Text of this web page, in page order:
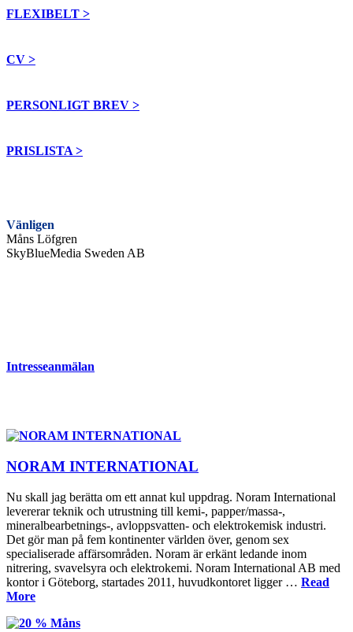
FLEXIBELT >
CV >
PERSONLIGT BREV >
PRISLISTA >
Vänligen
Måns Löfgren
SkyBlueMedia Sweden AB
Intresseanmälan
NORAM INTERNATIONAL
Nu skall jag berätta om ett annat kul uppdrag. Noram International
levererar teknik och utrustning till kemi-, papper/massa-,
mineralbearbetnings-, avloppsvatten- och elektrokemisk industri.
Det gör man på fem kontinenter världen över, genom sex
specialiserade affärsområden. Noram är erkänt ledande inom
nitrering, svavelsyra och elektrokemi. Noram International AB med
kontor i Göteborg, startades 2011, huvudkontoret ligger … Read
More